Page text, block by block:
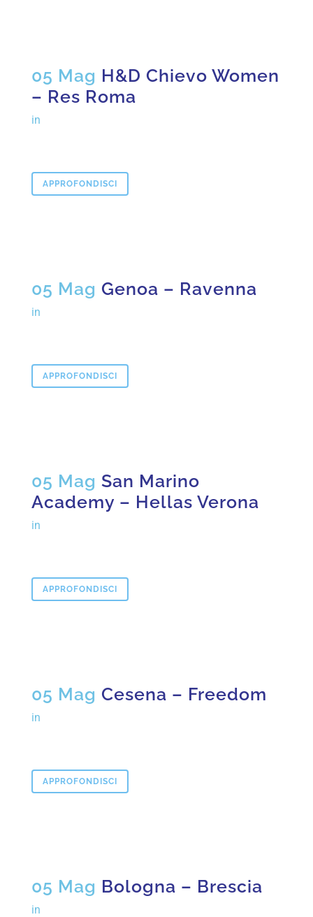
05 Mag H&D Chievo Women
– Res Roma
in
APPROFONDISCI
05 Mag Genoa – Ravenna
in
APPROFONDISCI
05 Mag San Marino
Academy – Hellas Verona
in
APPROFONDISCI
05 Mag Cesena – Freedom
in
APPROFONDISCI
05 Mag Bologna – Brescia
in